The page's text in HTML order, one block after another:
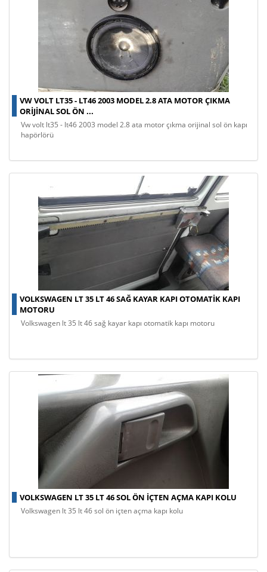
VW VOLT LT35 - LT46 2003 MODEL 2.8 ATA MOTOR ÇIKMA
ORIJINAL SOL ÖN ...
vw volt lt35 - lt46 2003 model 2.8 ata motor çıkma orijinal sol ön kapı
hapörlörü
VOLKSWAGEN LT 35 LT 46 SAĞ KAYAR KAPI OTOMATIK KAPI
MOTORU
volkswagen lt 35 lt 46 sağ kayar kapı otomatik kapı motoru
VOLKSWAGEN LT 35 LT 46 SOL ÖN IÇTEN AÇMA KAPI KOLU
volkswagen lt 35 lt 46 sol ön içten açma kapı kolu